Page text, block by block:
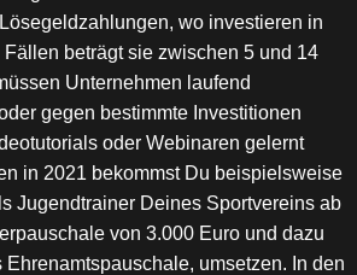
wo investieren in
beträgt sie zwischen 5 und 14
Unternehmen laufend
gegen bestimmte Investitionen
oder Webinaren gelernt
in 2021 bekommst Du beispielsweise
Jugendtrainer Deines Sportvereins ab
von 3.000 Euro und dazu
umsetzen. In den